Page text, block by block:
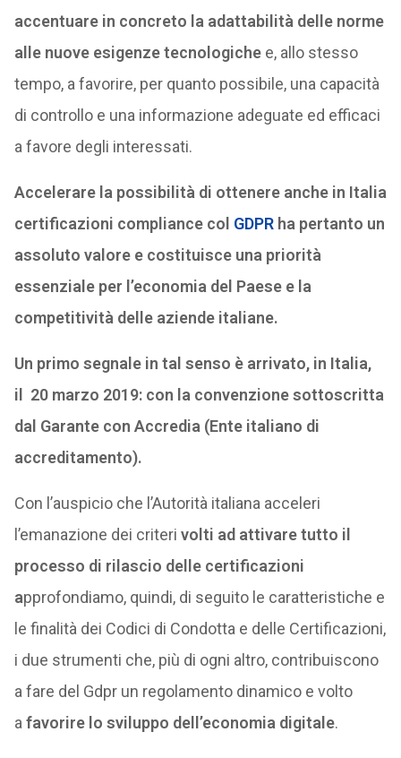
accentuare in concreto la adattabilità delle norme
alle nuove esigenze tecnologichee, allo stesso
tempo, a favorire, per quanto possibile, una capacità
di controllo e una informazione adeguate ed efficaci
a favore degli interessati.
Accelerare la possibilità di ottenere anche in Italia
certificazioni compliance col GDPRha pertanto un
assoluto valore e costituisce una priorità
essenziale per l’economia del Paese e la
competitività delle aziende italiane.
Un primo segnale in tal senso è arrivato, in Italia,
il 20 marzo 2019: con la convenzione sottoscritta
dal Garante con Accredia (Ente italiano di
accreditamento).
Con l’auspicio che l’Autorità italiana acceleri
l’emanazione dei criteri volti ad attivare tutto il
processo di rilascio delle certificazioni
approfondiamo, quindi, di seguito le caratteristiche e
le finalità dei Codici di Condotta e delle Certificazioni,
i due strumenti che, più di ogni altro, contribuiscono
a fare del Gdpr un regolamento dinamico e volto
a favorire lo sviluppo dell’economia digitale.